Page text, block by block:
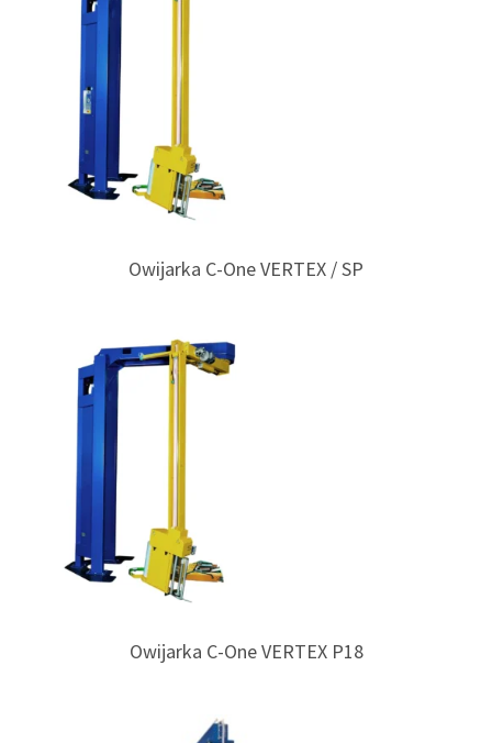
Owijarka C-One VERTEX / SP
Owijarka C-One VERTEX P18